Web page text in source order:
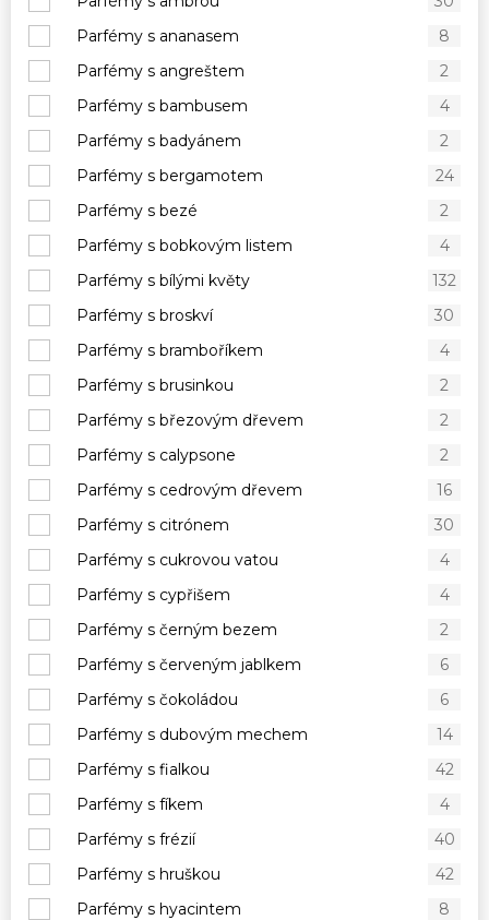
Parfémy s ananasem
8
Parfémy s angreštem
2
Parfémy s bambusem
4
Parfémy s badyánem
2
Parfémy s bergamotem
24
Parfémy s bezé
2
Parfémy s bobkovým listem
4
Parfémy s bílými květy
132
Parfémy s broskví
30
Parfémy s bramboříkem
4
Parfémy s brusinkou
2
Parfémy s březovým dřevem
2
Parfémy s calypsone
2
Parfémy s cedrovým dřevem
16
Parfémy s citrónem
30
Parfémy s cukrovou vatou
4
Parfémy s cypřišem
4
Parfémy s černým bezem
2
Parfémy s červeným jablkem
6
Parfémy s čokoládou
6
Parfémy s dubovým mechem
14
Parfémy s fialkou
42
Parfémy s fíkem
4
Parfémy s frézií
40
Parfémy s hruškou
42
Parfémy s hyacintem
8